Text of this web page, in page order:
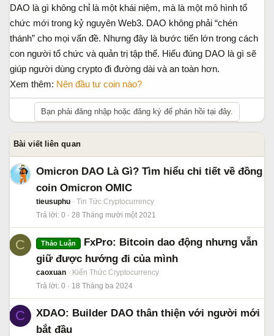
DAO là gì không chỉ là một khái niệm, mà là một mô hình tổ
chức mới trong kỷ nguyên Web3. DAO không phải “chén
thánh” cho mọi vấn đề. Nhưng đây là bước tiến lớn trong cách
con người tổ chức và quản trị tập thể. Hiểu đúng DAO là gì sẽ
giúp người dùng crypto đi đường dài và an toàn hơn.
Xem thêm: Nên đầu tư coin nào?
Bạn phải đăng nhập hoặc đăng ký để phản hồi tại đây.
Bài viết liên quan
Omicron DAO Là Gì? Tìm hiểu chi tiết về đồng
coin Omicron OMIC
tieusuphu
Tin Tức Cryptocurrency
Trả lời 0 28 Tháng mười một 2021
C Thảo Luận
FxPro: Bitcoin dao động nhưng vẫn
giữ được hướng đi của mình
caoxuan
Kiến Thức Cryptocurrency
Trả lời 0 18 Tháng ba 2024
C
XDAO: Builder DAO thân thiện với người mới
bắt đầu